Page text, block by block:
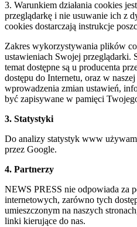
3. Warunkiem działania cookies
przeglądarkę i nie usuwanie ich z
cookies dostarczają instrukcje
Zakres wykorzystywania plików
ustawieniach Swojej przeglądarki.
temat dostępne są u producenta
dostępu do Internetu, oraz w
wprowadzenia zmian ustawień,
być zapisywane w pamięci
3. Statystyki
Do analizy statystyk www
przez Google.
4. Partnerzy
NEWS PRESS nie odpowiada za
internetowych, zarówno tych
umieszczonym na naszych
linki kierujące do nas.